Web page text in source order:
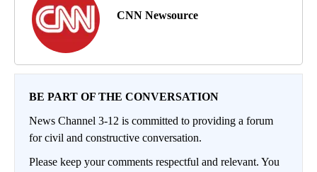
CNN Newsource
BE PART OF THE CONVERSATION
News Channel 3-12 is committed to providing a forum
for civil and constructive conversation.
Please keep your comments respectful and relevant. You